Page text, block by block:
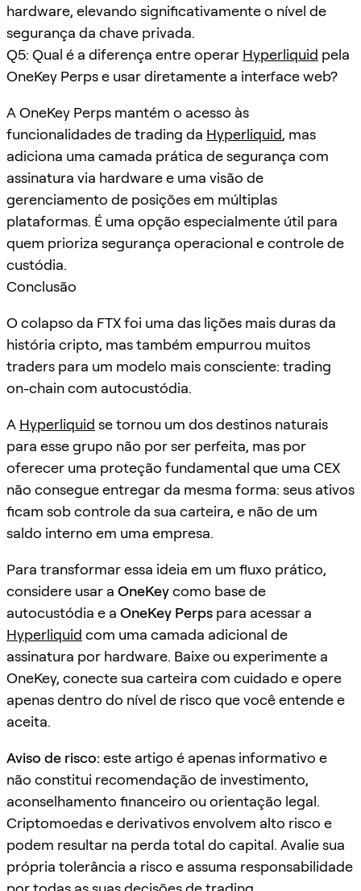
hardware, elevando significativamente o nível de
segurança da chave privada.
Q5: Qual é a diferença entre operar Hyperliquid pela
OneKey Perps e usar diretamente a interface web?
A OneKey Perps mantém o acesso às
funcionalidades de trading da Hyperliquid, mas
adiciona uma camada prática de segurança com
assinatura via hardware e uma visão de
gerenciamento de posições em múltiplas
plataformas. É uma opção especialmente útil para
quem prioriza segurança operacional e controle de
custódia.
Conclusão
O colapso da FTX foi uma das lições mais duras da
história cripto, mas também empurrou muitos
traders para um modelo mais consciente: trading
on-chain com autocustódia.
A Hyperliquid se tornou um dos destinos naturais
para esse grupo não por ser perfeita, mas por
oferecer uma proteção fundamental que uma CEX
não consegue entregar da mesma forma: seus ativos
ficam sob controle da sua carteira, e não de um
saldo interno em uma empresa.
Para transformar essa ideia em um fluxo prático,
considere usar a OneKeycomo base de
autocustódia e a OneKey Perps para acessar a
Hyperliquid com uma camada adicional de
assinatura por hardware. Baixe ou experimente a
OneKey, conecte sua carteira com cuidado e opere
apenas dentro do nível de risco que você entende e
aceita.
Aviso de risco: este artigo é apenas informativo e
não constitui recomendação de investimento,
aconselhamento financeiro ou orientação legal.
Criptomoedas e derivativos envolvem alto risco e
podem resultar na perda total do capital. Avalie sua
própria tolerância a risco e assuma responsabilidade